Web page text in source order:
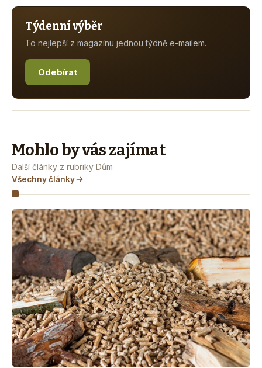
Týdenní výběr
To nejlepší z magazínu jednou týdně e-mailem.
Odebírat
Mohlo by vás zajímat
Další články z rubriky Dům
Všechny články